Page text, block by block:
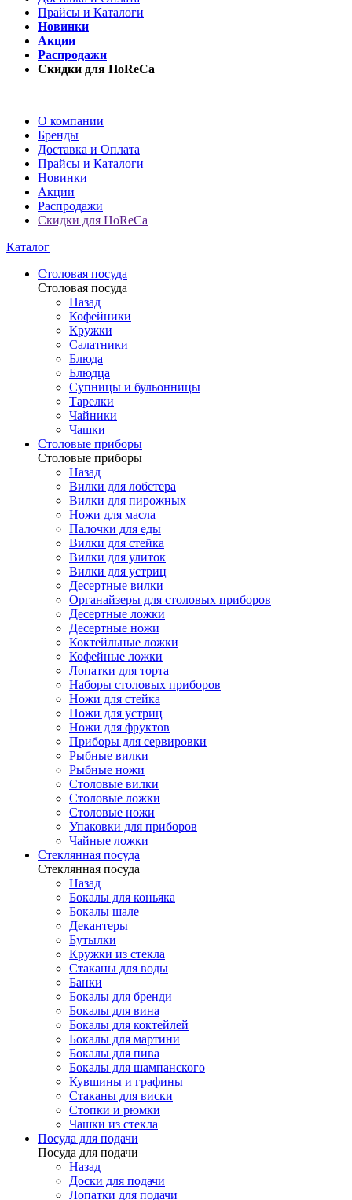
Прайсы и Каталоги
Новинки
Акции
Распродажи
Скидки для HoReCa
О компании
Бренды
Доставка и Оплата
Прайсы и Каталоги
Новинки
Акции
Распродажи
Скидки для HoReCa
Каталог
Столовая посуда
Столовая посуда
Назад
Кофейники
Кружки
Салатники
Блюда
Блюдца
Супницы и бульонницы
Тарелки
Чайники
Чашки
Cтоловые приборы
Cтоловые приборы
Назад
Вилки для лобстера
Вилки для пирожных
Ножи для масла
Палочки для еды
Вилки для стейка
Вилки для улиток
Вилки для устриц
Десертные вилки
Органайзеры для столовых приборов
Десертные ложки
Десертные ножи
Коктейльные ложки
Кофейные ложки
Лопатки для торта
Наборы столовых приборов
Ножи для стейка
Ножи для устриц
Ножи для фруктов
Приборы для сервировки
Рыбные вилки
Рыбные ножи
Столовые вилки
Столовые ложки
Столовые ножи
Упаковки для приборов
Чайные ложки
Стеклянная посуда
Стеклянная посуда
Назад
Бокалы для коньяка
Бокалы шале
Декантеры
Бутылки
Кружки из стекла
Стаканы для воды
Банки
Бокалы для бренди
Бокалы для вина
Бокалы для коктейлей
Бокалы для мартини
Бокалы для пива
Бокалы для шампанского
Кувшины и графины
Стаканы для виски
Стопки и рюмки
Чашки из стекла
Посуда для подачи
Посуда для подачи
Назад
Доски для подачи
Лопатки для подачи